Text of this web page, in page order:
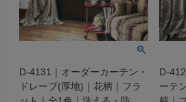
D-4131｜オーダーカーテン・
ドレープ(厚地)｜花柄｜フラ
D-
ーテ